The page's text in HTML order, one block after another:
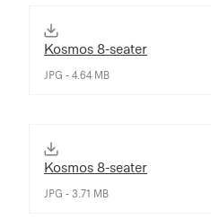
Kosmos 8-seater
JPG - 4.64 MB
Kosmos 8-seater
JPG - 3.71 MB